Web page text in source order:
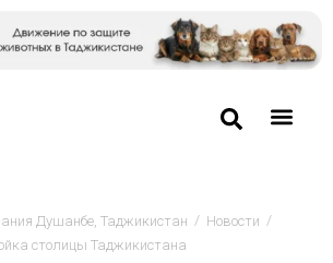
Душанбе, Таджикистан / Новости /
столицы Таджикистана